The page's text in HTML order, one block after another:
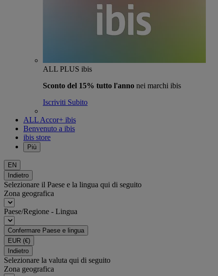
ALL PLUS ibis
Sconto del 15% tutto l'anno nei marchi ibis
Iscriviti Subito
ALL Accor+ ibis
Benvenuto a ibis
ibis store
Più
EN
Indietro
Selezionare il Paese e la lingua qui di seguito
Zona geografica
Paese/Regione - Lingua
Confermare Paese e lingua
EUR (€)
Indietro
Selezionare la valuta qui di seguito
Zona geografica